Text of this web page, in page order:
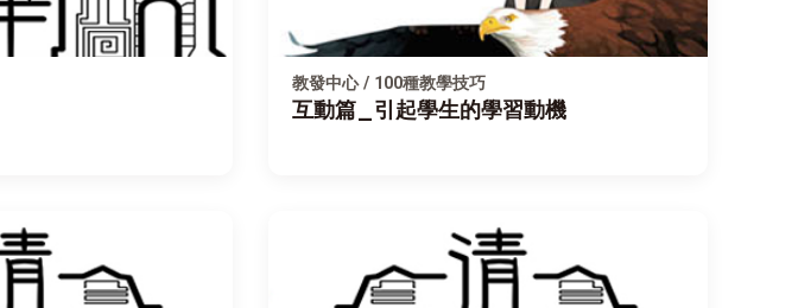
教發中心 / 100種教學技巧
互動篇_引起學生的學習動機